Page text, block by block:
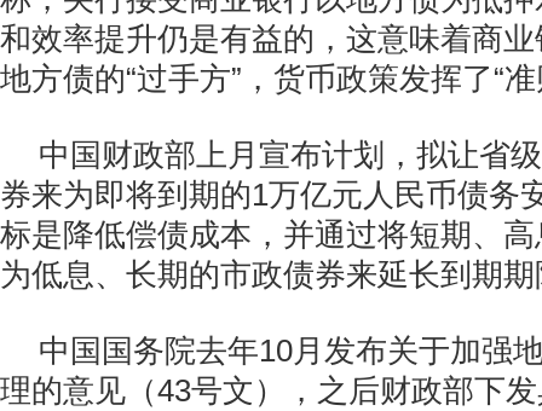
和效率提升仍是有益的，这意味着商
地方债的“过手方”，货币政策发挥了“
中国财政部上月宣布计划，拟让省
券来为即将到期的1万亿元人民币债务
标是降低偿债成本，并通过将短期、
为低息、长期的市政债券来延长到期
中国国务院去年10月发布关于加强
理的意见（43号文），之后财政部下